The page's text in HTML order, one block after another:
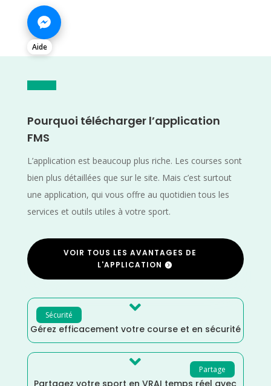
Aide
Pourquoi télécharger l’application
FMS
L’application est beaucoup plus riche. Les courses sont
bien plus détaillées que sur le site. Mais c’est surtout
une application, qui vous offre au quotidien tous les
services et outils utiles à votre sport.
VOIR TOUS LES AVANTAGES DE
L'APPLICATION
Sécurité 
Gérez efficacement votre course et en sécurité
Partage
